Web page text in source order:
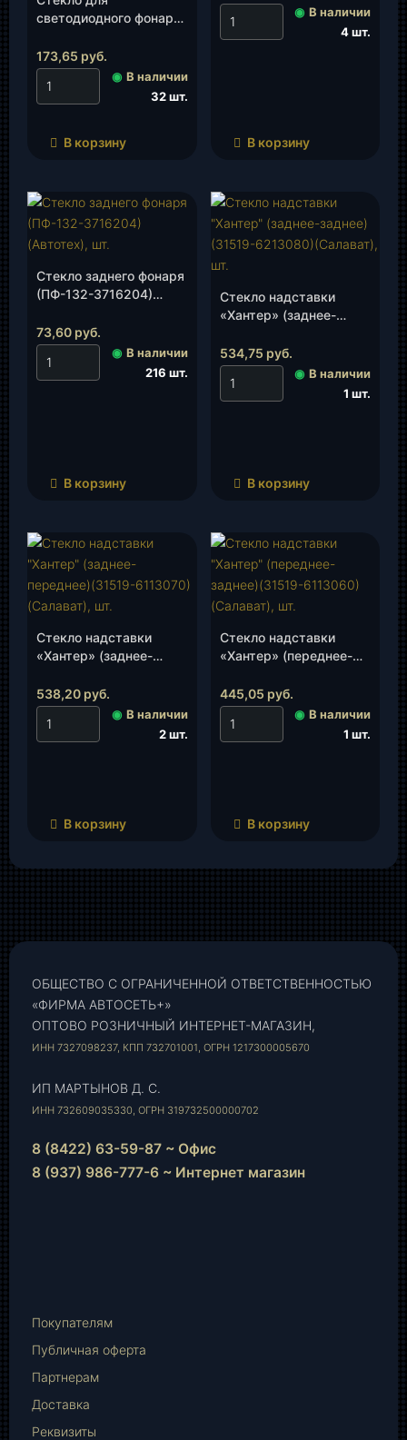
светодиодного фонаря
(КЭП)(132-204-02 LED),
шт.
173,65 руб.
◉ В наличии
32 шт.
В корзину
◉ В наличии
4 шт.
В корзину
Стекло заднего фонаря
(ПФ-132-3716204)
73,60 руб.
◉ В наличии
216 шт.
В корзину
Стекло надставки
«Хантер» (заднее-
6213080)(Салават), шт.
534,75 руб.
◉ В наличии
1 шт.
В корзину
Стекло надставки
«Хантер» (заднее-
6113070)(Салават), шт.
538,20 руб.
◉ В наличии
2 шт.
В корзину
Стекло надставки
«Хантер» (переднее-
6113060)(Салават), шт.
445,05 руб.
◉ В наличии
1 шт.
В корзину
ОБЩЕСТВО С ОГРАНИЧЕННОЙ ОТВЕТСТВЕННОСТЬЮ
«ФИРМА АВТОСЕТЬ+»
ОПТОВО РОЗНИЧНЫЙ ИНТЕРНЕТ-МАГАЗИН,
ИНН 7327098237, КПП 732701001, ОГРН 1217300005670
ИП МАРТЫНОВ Д. С.
ИНН 732609035330, ОГРН 319732500000702
8 (8422) 63-59-87 ~ Офис
8 (937) 986-777-6 ~ Интернет магазин
Mail
Покупателям
Публичная оферта
Партнерам
Доставка
Реквизиты